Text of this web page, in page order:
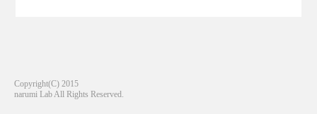
Copyright(C) 2015
narumi Lab All Rights Reserved.